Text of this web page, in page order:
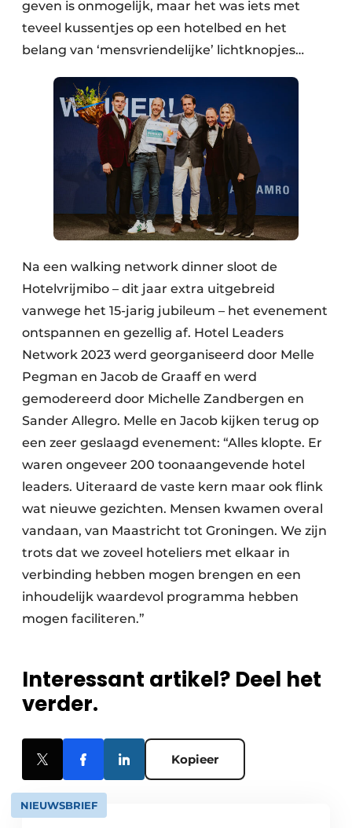
geven is onmogelijk, maar het was iets met
teveel kussentjes op een hotelbed en het
belang van ‘mensvriendelijke’ lichtknopjes…
Na een walking network dinner sloot de
Hotelvrijmibo – dit jaar extra uitgebreid
vanwege het 15-jarig jubileum – het evenement
ontspannen en gezellig af. Hotel Leaders
Network 2023 werd georganiseerd door Melle
Pegman en Jacob de Graaff en werd
gemodereerd door Michelle Zandbergen en
Sander Allegro. Melle en Jacob kijken terug op
een zeer geslaagd evenement: “Alles klopte. Er
waren ongeveer 200 toonaangevende hotel
leaders. Uiteraard de vaste kern maar ook flink
wat nieuwe gezichten. Mensen kwamen overal
vandaan, van Maastricht tot Groningen. We zijn
trots dat we zoveel hoteliers met elkaar in
verbinding hebben mogen brengen en een
inhoudelijk waardevol programma hebben
mogen faciliteren.”
Interessant artikel? Deel het
verder.
Kopieer
NIEUWSBRIEF